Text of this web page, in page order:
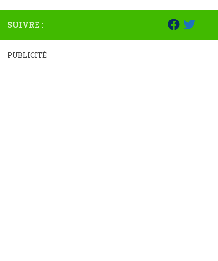
SUIVRE :
PUBLICITÉ